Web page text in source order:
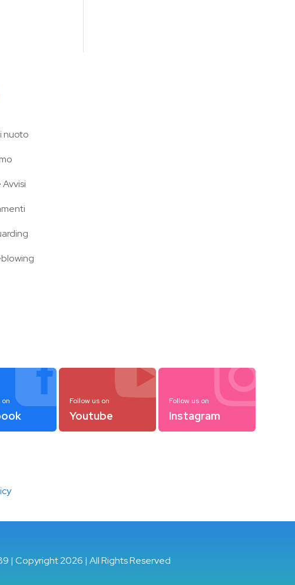
nuoto

on 
Follow us on
Youtube

Follow us on
Instagram
| Copyright 2026 | All Rights Reserved